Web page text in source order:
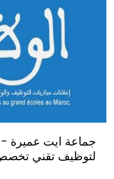
جماعة ايت عميرة –
لتوظيف تقني